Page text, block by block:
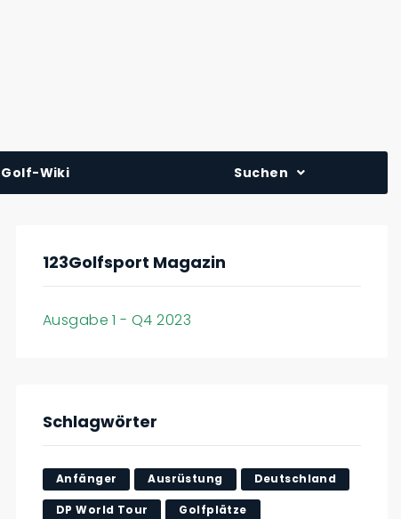
Golf-Wiki Suchen
123Golfsport Magazin
Ausgabe 1 - Q4 2023
Schlagwörter
Anfänger Ausrüstung Deutschland
DP World Tour Golfplätze